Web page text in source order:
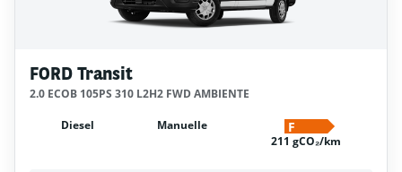
FORD Transit
2.0 ECOB 105PS 310 L2H2 FWD AMBIENTE
Diesel Manuelle F
211 gCO₂/km